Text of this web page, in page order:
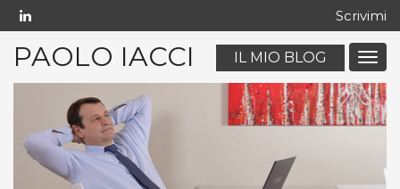
Scrivimi
Menu
PAOLO IACCI IL MIO BLOG